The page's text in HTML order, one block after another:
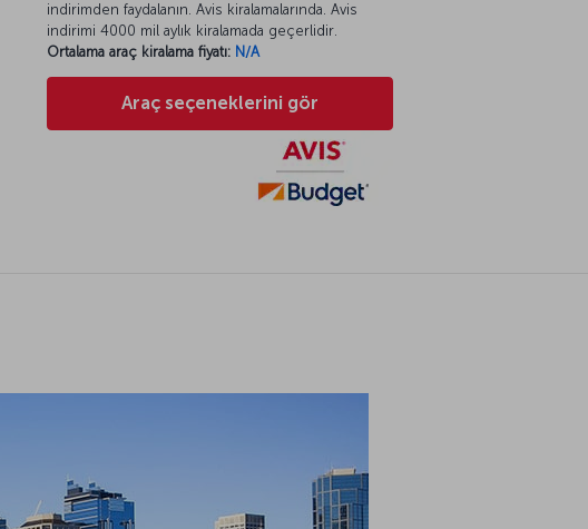
indirimden faydalanın. Avis kiralamalarında. Avis
indirimi 4000 mil aylık kiralamada geçerlidir.
Ortalama araç kiralama fiyatı: N/A
Araç seçeneklerini gör